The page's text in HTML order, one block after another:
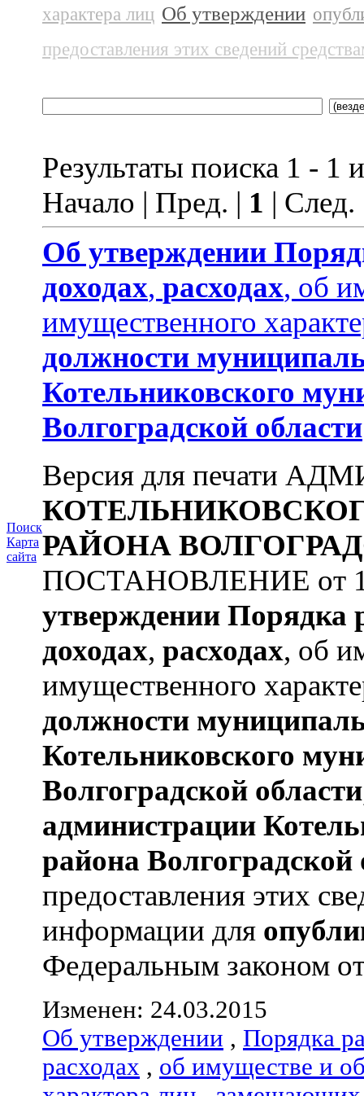
Поиск
Карта
сайта
характера лиц Об утверждении
предоставления этих сведений
Результаты поиска 1 - 1
Начало | Пред. | 1 |
Об утверждении
доходах, расходах, об
имущественного
должности
Котельниковского
Волгоградской области
Версия для печати
РАЙОНА
ПОСТАНОВЛЕНИЕ от
утверждении Порядка
доходах, расходах, об
имущественного
должности
Котельниковского
Волгоградской области
администрации
района Волгоградской
предоставления этих
информации для
Федеральным законом
Изменен: 24.03.2015
Об утверждении , Порядка
расходах , об имуществе и